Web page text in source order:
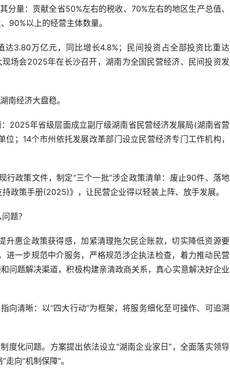
量：贡献全省50%左右的税收、70%左右的地区生产总值、
90%以上的经营主体数量。
万亿元，同比增长4.8%；民间投资占全部投资比重达
场会2025年在长沙召开，湖南为全国民营经济、民间投资发
经济大盘稳。
年省级层面成立副厅级湖南省民营经济发展局(湖南省营
；14个市州依托发展改革部门设立民营经济专门工作机构，
政策文件，制定“三个一批”涉企政策清单：废止90件、落地
政策手册(2025)》，让民营企业得以轻装上阵、放手发展。
题？
惠企政策获得感，加紧清理拖欠民企账款，切实降低资源要
进一步规范中介服务，严格规范涉企执法检查，着力推动民营
问题解决渠道，积极构建亲清政商关系，真心实意解决好企业
清晰：以“四大行动”为框架，将服务细化至可操作、可追溯
化问题。方案提出依法设立“湖南企业家日”，全面落实领导
向“机制保障”。